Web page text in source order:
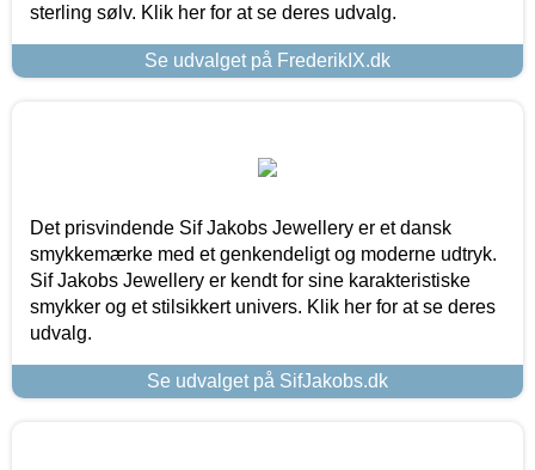
sterling sølv. Klik her for at se deres udvalg.
Se udvalget på FrederikIX.dk
Det prisvindende Sif Jakobs Jewellery er et dansk
smykkemærke med et genkendeligt og moderne udtryk.
Sif Jakobs Jewellery er kendt for sine karakteristiske
smykker og et stilsikkert univers. Klik her for at se deres
udvalg.
Se udvalget på SifJakobs.dk